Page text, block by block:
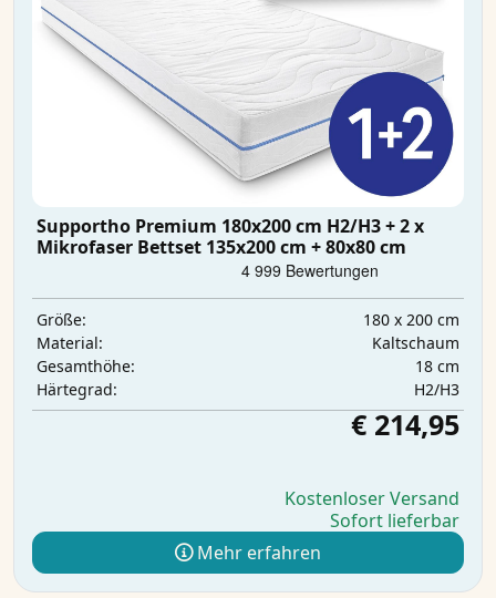
Supportho Premium 180x200 cm H2/H3 + 2 x
Mikrofaser Bettset 135x200 cm + 80x80 cm
Größe:
180 x 200 cm
Material:
Kaltschaum
Gesamthöhe:
18 cm
Härtegrad:
H2/H3
€ 214,95
Kostenloser Versand
Sofort lieferbar
Mehr erfahren